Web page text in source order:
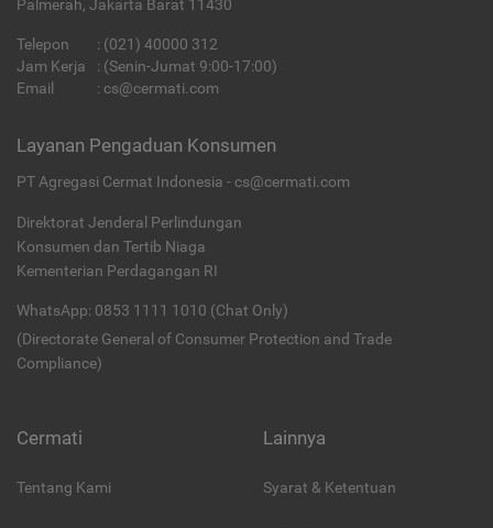
Palmerah, Jakarta Barat 11430
Telepon : (021) 40000 312
Jam Kerja
: (Senin-Jumat 9:00-17:00)
Email
: cs@cermati.com
Layanan Pengaduan Konsumen
PT Agregasi Cermat Indonesia - cs@cermati.com
Direktorat Jenderal Perlindungan
Konsumen dan Tertib Niaga
Kementerian Perdagangan RI
WhatsApp: 0853 1111 1010 (Chat Only)
(Directorate General of Consumer Protection and Trade
Compliance)
Cermati
Tentang Kami
Lainnya
Syarat & Ketentuan